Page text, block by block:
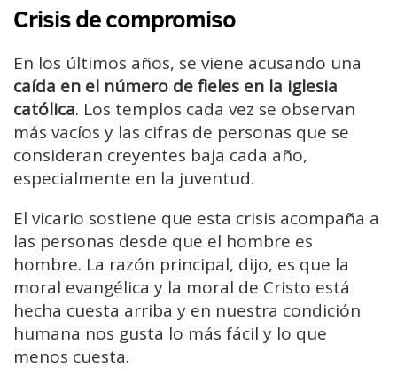
Crisis de compromiso
En los últimos años, se viene acusando una
caída en el número de fieles en la iglesia
católica. Los templos cada vez se observan
más vacíos y las cifras de personas que se
consideran creyentes baja cada año,
especialmente en la juventud.
El vicario sostiene que esta crisis acompaña a
las personas desde que el hombre es
hombre. La razón principal, dijo, es que la
moral evangélica y la moral de Cristo está
hecha cuesta arriba y en nuestra condición
humana nos gusta lo más fácil y lo que
menos cuesta.